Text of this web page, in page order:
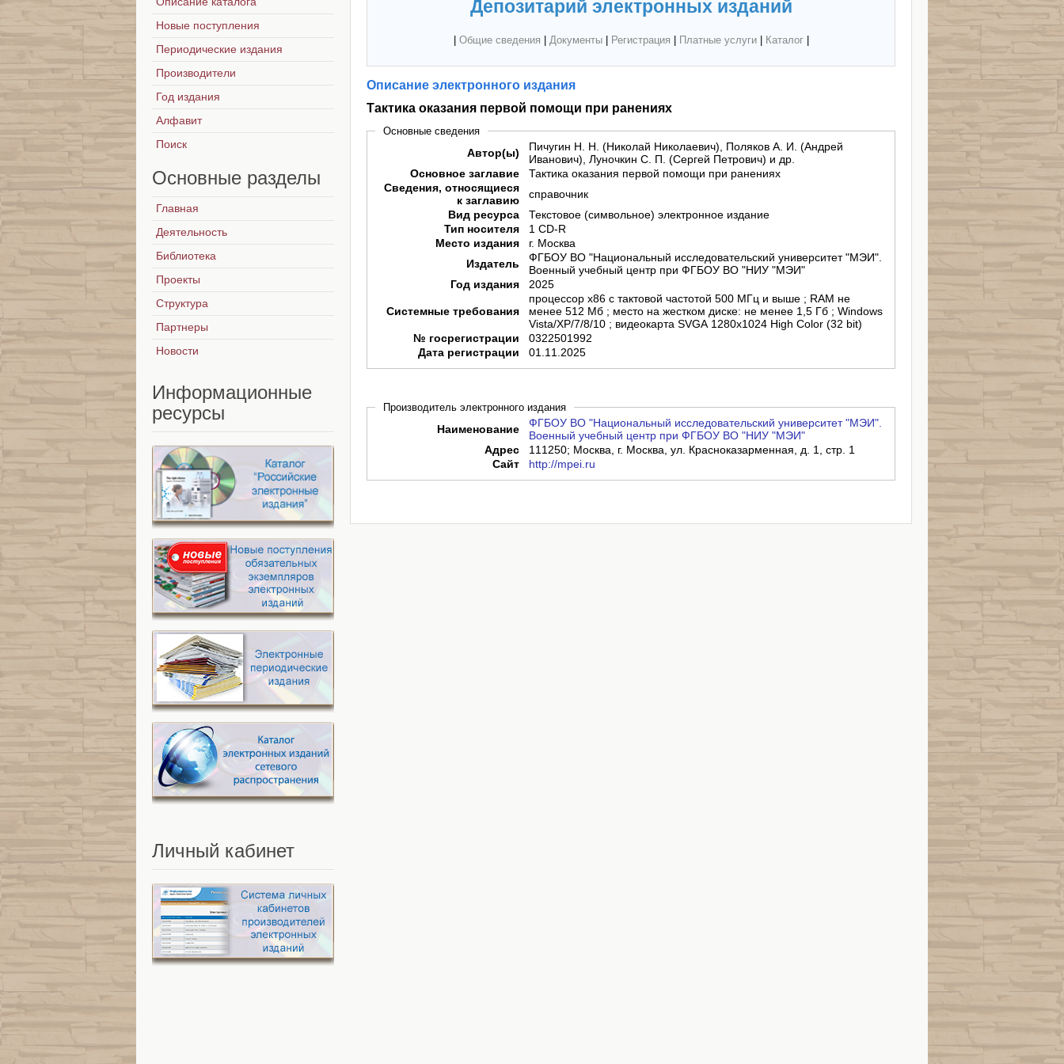
Депозитарий электронных изданий
Общие сведения Документы| Регистрация Платные услуги| Каталог|
Описание электронного издания
Тактика оказания первой помощи при ранениях
Основные сведения
Автор(ы)
Пичугин Н. Н. (Николай Николаевич), Поляков А. И. (Андрей
Иванович), Луночкин С. П. (Сергей Петрович) и др.
Основное заглавие
Тактика оказания первой помощи при ранениях
Сведения, относящиеся
к заглавию
справочник
Вид ресурса
Текстовое (символьное) электронное издание
Тип носителя
1 CD-R
Место издания
г. Москва
Издатель
ФГБОУ ВО "Национальный исследовательский университет "МЭИ".
Военный учебный центр при ФГБОУ ВО "НИУ "МЭИ"
Год издания
2025
Системные требования
процессор х86 с тактовой частотой 500 МГц и выше ; RAM не
менее 512 Мб ; место на жестком диске: не менее 1,5 Гб ; Windows
Vista/XP/7/8/10 ; видеокарта SVGA 1280х1024 High Color (32 bit)
№ госрегистрации
0322501992
Дата регистрации
01.11.2025
Производитель электронного издания
Наименование
ФГБОУ ВО "Национальный исследовательский университет "МЭИ".
Военный учебный центр при ФГБОУ ВО "НИУ "МЭИ"
Адрес
111250; Москва, г. Москва, ул. Красноказарменная, д. 1, стр. 1
Сайт
http://mpei.ru
Новые поступления
Периодические издания
Производители
Год издания
Алфавит
Поиск
Основные разделы
Главная
Деятельность
Библиотека
Проекты
Структура
Партнеры
Новости
Информационные
ресурсы
Личный кабинет